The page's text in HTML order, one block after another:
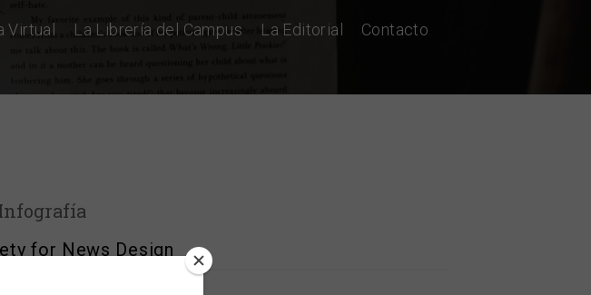
Virtual La Librería del Campus La Editorial Contacto
for News Design